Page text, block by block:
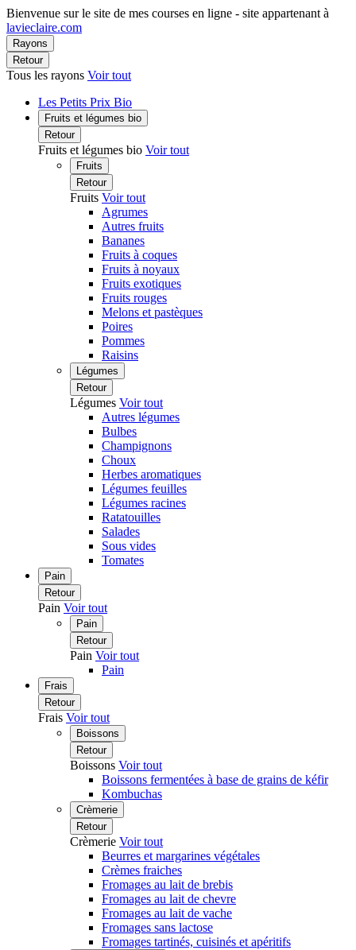
Bienvenue sur le site de mes courses en ligne - site appartenant à
lavieclaire.com
Rayons
Retour
Tous les rayons Voir tout
Les Petits Prix Bio
Fruits et légumes bio
Retour
Fruits et légumes bio Voir tout
Fruits
Retour
Fruits Voir tout
Agrumes
Autres fruits
Bananes
Fruits à coques
Fruits à noyaux
Fruits exotiques
Fruits rouges
Melons et pastèques
Poires
Pommes
Raisins
Légumes
Retour
Légumes Voir tout
Autres légumes
Bulbes
Champignons
Choux
Herbes aromatiques
Légumes feuilles
Légumes racines
Ratatouilles
Salades
Sous vides
Tomates
Pain
Retour
Pain Voir tout
Pain
Retour
Pain Voir tout
Pain
Frais
Retour
Frais Voir tout
Boissons
Retour
Boissons Voir tout
Boissons fermentées à base de grains de kéfir
Kombuchas
Crèmerie
Retour
Crèmerie Voir tout
Beurres et margarines végétales
Crèmes fraiches
Fromages au lait de brebis
Fromages au lait de chevre
Fromages au lait de vache
Fromages sans lactose
Fromages tartinés, cuisinés et apéritifs